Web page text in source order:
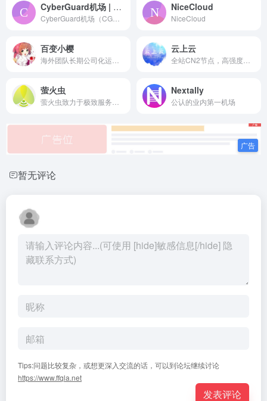
CyberGuard机场 | CG网络加速器
CyberGuard机场（CG网络加速...
NiceCloud
NiceCloud
百变小樱
海外团队长期公司化运营！为用户免费提供Netflix/Disney+/HBO/Hulu等流媒体账号，除了常见流媒体外我们所有节点还解锁ChatGPT等服务
云上云
全站CN2节点，高强度加密可保护数据安全性，稳定可靠。
萤火虫
萤火虫致力于极致服务的外网加速，打消你遇到过的一切坑
Nextally
公认的业内第一机场
暂无评论
Tips:问题比较复杂，或想更深入交流的话，可以到论坛继续讨论
https://www.ffqla.net
发表评论